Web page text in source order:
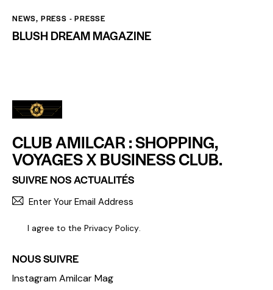
NEWS, PRESS - PRESSE
BLUSH DREAM MAGAZINE
CLUB AMILCAR : SHOPPING,
VOYAGES X BUSINESS CLUB.
SUIVRE NOS ACTUALITÉS
I agree to the Privacy Policy.
NOUS SUIVRE
Instagram Amilcar Mag